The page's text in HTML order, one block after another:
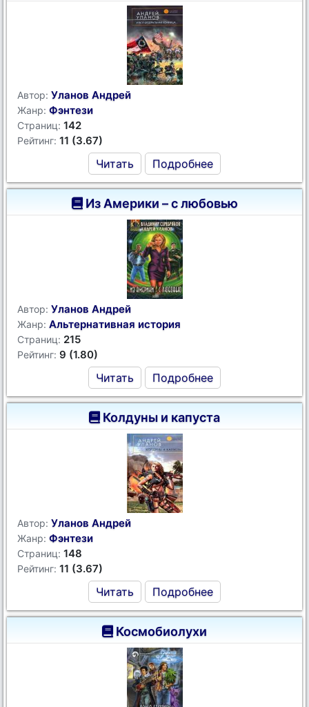
Автор: Уланов Андрей
Жанр: Фэнтези
Страниц: 142
Рейтинг: 11 (3.67)
Читать Подробнее
Из Америки – с любовью
Автор: Уланов Андрей
Жанр: Альтернативная история
Страниц: 215
Рейтинг: 9 (1.80)
Читать Подробнее
Колдуны и капуста
Автор: Уланов Андрей
Жанр: Фэнтези
Страниц: 148
Рейтинг: 11 (3.67)
Читать Подробнее
Космобиолухи